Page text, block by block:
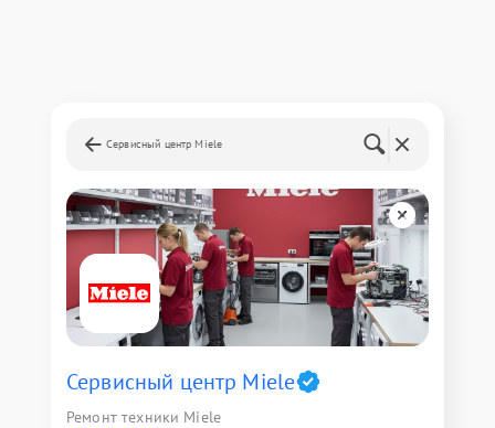
Сервисный центр Miele
Сервисный центр Miele
Ремонт техники Miele